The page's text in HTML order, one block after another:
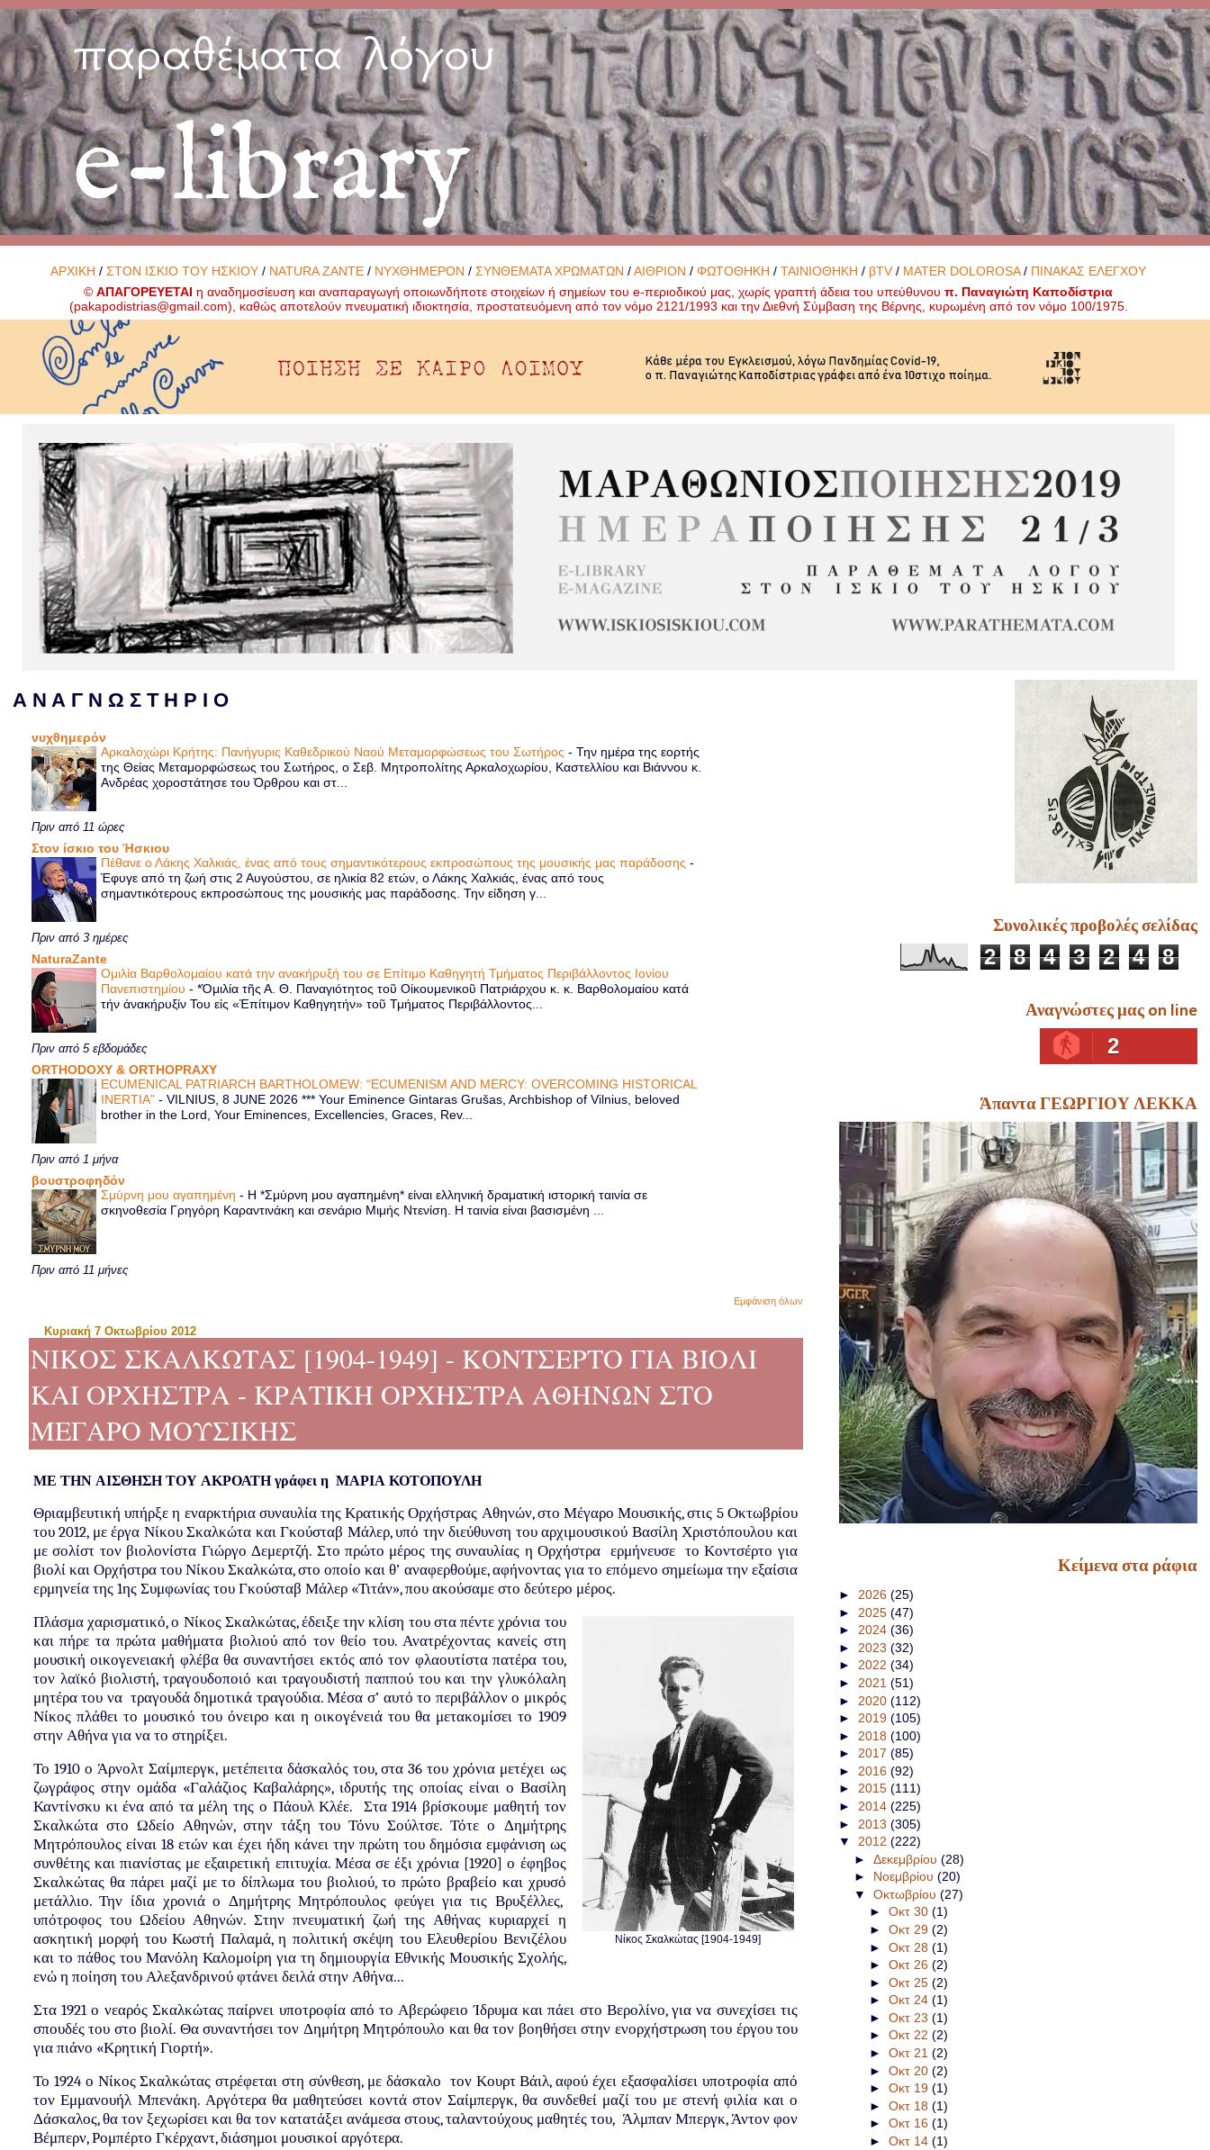
παραθέματα λόγου
e-library
ΑΡΧΙΚΗ /ΣΤΟΝ ΙΣΚΙΟ ΤΟΥ ΗΣΚΙΟΥ / NATURA ZANTE / ΝΥΧΘΗΜΕΡΟΝ /ΣΥΝΘΕΜΑΤΑ ΧΡΩΜΑΤΩΝ /ΑΙΘΡΙΟΝ /ΦΩΤΟΘΗΚΗ /ΤΑΙΝΙΟΘΗΚΗ / βTV / MATER DOLOROSA/ ΠΙΝΑΚΑΣ ΕΛΕΓΧΟΥ
©ΑΠΑΓΟΡΕΥΕΤΑΙ η αναδημοσίευση και αναπαραγωγή οποιωνδήποτε στοιχείων ή σημείων του e-περιοδικού μας, χωρίς γραπτή άδεια του υπεύθυνουπ. Παναγιώτη Καποδίστρια
(pakapodistrias@gmail.com), καθώς αποτελούν πνευματική ιδιοκτησία, προστατευόμενη από τον νόμο 2121/1993 και την Διεθνή Σύμβαση της Βέρνης, κυρωμένη από τον νόμο 100/1975.
Α Ν Α Γ Ν Ω Σ Τ Η Ρ Ι Ο
νυχθημερόν
Αρκαλοχώρι Κρήτης: Πανήγυρις Καθεδρικού Ναού Μεταμορφώσεως του Σωτήρος-Την ημέρα της εορτής
της Θείας Μεταμορφώσεως του Σωτήρος, ο Σεβ. Μητροπολίτης Αρκαλοχωρίου, Καστελλίου και Βιάννου κ.
Ανδρέας χοροστάτησε του Όρθρου και στ...
Πριν από 11 ώρες
Στον ίσκιο του Ήσκιου
Πέθανε ο Λάκης Χαλκιάς, ένας από τους σημαντικότερους εκπροσώπους της μουσικής μας παράδοσης-
Έφυγε από τη ζωή στις 2 Αυγούστου, σε ηλικία 82 ετών, ο Λάκης Χαλκιάς, ένας από τους
σημαντικότερους εκπροσώπους της μουσικής μας παράδοσης. Την είδηση γ...
Πριν από 3 ημέρες
NaturaZante
Ομιλία Βαρθολομαίου κατά την ανακήρυξή του σε Επίτιμο Καθηγητή Τμήματος Περιβάλλοντος Ιονίου
Πανεπιστημίου-*Ὁμιλία τῆς Α. Θ. Παναγιότητος τοῦ Οἰκουμενικοῦ Πατριάρχου κ. κ. Βαρθολομαίου κατά
τήν ἀνακήρυξίν Του εἰς «Ἐπίτιμον Καθηγητήν» τοῦ Τμήματος Περιβάλλοντος...
Πριν από 5 εβδομάδες
ORTHODOXY & ORTHOPRAXY
ECUMENICAL PATRIARCH BARTHOLOMEW: “ECUMENISM AND MERCY: OVERCOMING HISTORICAL
INERTIA”-VILNIUS, 8 JUNE 2026 *** Your Eminence Gintaras Grušas, Archbishop of Vilnius, beloved
brother in the Lord, Your Eminences, Excellencies, Graces, Rev...
Πριν από 1 μήνα
βουστροφηδόν
Σμύρνη μου αγαπημένη- Η *Σμύρνη μου αγαπημένη* είναι ελληνική δραματική ιστορική ταινία σε
σκηνοθεσία Γρηγόρη Καραντινάκη και σενάριο Μιμής Ντενίση. Η ταινία είναι βασισμένη ...
Πριν από 11 μήνες
Εμφάνιση όλων
Κυριακή 7 Οκτωβρίου 2012
ΝΙΚΟΣ ΣΚΑΛΚΩΤΑΣ [1904-1949] - ΚΟΝΤΣΕΡΤΟ ΓΙΑ ΒΙΟΛΙ
ΚΑΙ ΟΡΧΗΣΤΡΑ - ΚΡΑΤΙΚΗ ΟΡΧΗΣΤΡΑ ΑΘΗΝΩΝ ΣΤΟ
ΜΕΓΑΡΟ ΜΟΥΣΙΚΗΣ
ΜΕ ΤΗΝ ΑΙΣΘΗΣΗ ΤΟΥ ΑΚΡΟΑΤΗ γράφει η ΜΑΡΙΑ ΚΟΤΟΠΟΥΛΗ
Θριαμβευτική υπήρξε η εναρκτήρια συναυλία της Κρατικής Ορχήστρας Αθηνών, στο Μέγαρο Μουσικής, στις 5 Οκτωβρίου
του 2012, με έργα Νίκου Σκαλκώτα και Γκούσταβ Μάλερ, υπό την διεύθυνση του αρχιμουσικού Βασίλη Χριστόπουλου και
με σολίστ τον βιολονίστα Γιώργο Δεμερτζή. Στο πρώτο μέρος της συναυλίας η Ορχήστρα ερμήνευσε το Κοντσέρτο για
βιολί και Ορχήστρα του Νίκου Σκαλκώτα, στο οποίο και θ’ αναφερθούμε, αφήνοντας για το επόμενο σημείωμα την εξαίσια
ερμηνεία της 1ης Συμφωνίας του Γκούσταβ Μάλερ «Τιτάν», που ακούσαμε στο δεύτερο μέρος.
Νίκος Σκαλκώτας [1904-1949]
Πλάσμα χαρισματικό, ο Νίκος Σκαλκώτας, έδειξε την κλίση του στα πέντε χρόνια του
και πήρε τα πρώτα μαθήματα βιολιού από τον θείο του. Ανατρέχοντας κανείς στη
μουσική οικογενειακή φλέβα θα συναντήσει εκτός από τον φλαουτίστα πατέρα του,
τον λαϊκό βιολιστή, τραγουδοποιό και τραγουδιστή παππού του και την γλυκόλαλη
μητέρα του να τραγουδά δημοτικά τραγούδια. Μέσα σ’ αυτό το περιβάλλον ο μικρός
Νίκος πλάθει το μουσικό του όνειρο και η οικογένειά του θα μετακομίσει το 1909
στην Αθήνα για να το στηρίξει.
Το 1910 ο Άρνολτ Σαίμπεργκ, μετέπειτα δάσκαλός του, στα 36 του χρόνια μετέχει ως
ζωγράφος στην ομάδα «Γαλάζιος Καβαλάρης», ιδρυτής της οποίας είναι ο Βασίλη
Καντίνσκυ κι ένα από τα μέλη της ο Πάουλ Κλέε. Στα 1914 βρίσκουμε μαθητή τον
Σκαλκώτα στο Ωδείο Αθηνών, στην τάξη του Τόνυ Σούλτσε. Τότε ο Δημήτρης
Μητρόπουλος είναι 18 ετών και έχει ήδη κάνει την πρώτη του δημόσια εμφάνιση ως
συνθέτης και πιανίστας με εξαιρετική επιτυχία. Μέσα σε έξι χρόνια [1920] ο έφηβος
Σκαλκώτας θα πάρει μαζί με το δίπλωμα του βιολιού, το πρώτο βραβείο και χρυσό
μετάλλιο. Την ίδια χρονιά ο Δημήτρης Μητρόπουλος φεύγει για τις Βρυξέλλες,
υπότροφος του Ωδείου Αθηνών. Στην πνευματική ζωή της Αθήνας κυριαρχεί η
ασκητική μορφή του Κωστή Παλαμά, η πολιτική σκέψη του Ελευθερίου Βενιζέλου
και το πάθος του Μανόλη Καλομοίρη για τη δημιουργία Εθνικής Μουσικής Σχολής,
ενώ η ποίηση του Αλεξανδρινού φτάνει δειλά στην Αθήνα...
Στα 1921 ο νεαρός Σκαλκώτας παίρνει υποτροφία από το Αβερώφειο Ίδρυμα και πάει στο Βερολίνο, για να συνεχίσει τις
σπουδές του στο βιολί. Θα συναντήσει τον Δημήτρη Μητρόπουλο και θα τον βοηθήσει στην ενορχήστρωση του έργου του
για πιάνο «Κρητική Γιορτή».
Το 1924 ο Νίκος Σκαλκώτας στρέφεται στη σύνθεση, με δάσκαλο τον Κουρτ Βάιλ, αφού έχει εξασφαλίσει υποτροφία από
τον Εμμανουήλ Μπενάκη. Αργότερα θα μαθητεύσει κοντά στον Σαίμπεργκ, θα συνδεθεί μαζί του με στενή φιλία και ο
Δάσκαλος, θα τον ξεχωρίσει και θα τον κατατάξει ανάμεσα στους, ταλαντούχους μαθητές του, Άλμπαν Μπεργκ, Άντον φον
Βέμπερν, Ρομπέρτο Γκέρχαντ, διάσημοι μουσικοί αργότερα.
Συνολικές προβολές σελίδας
2 8 4 3 2 4 8
Αναγνώστες μας on line
2
Άπαντα ΓΕΩΡΓΙΟΥ ΛΕΚΚΑ
Κείμενα στα ράφια
► 2026 (25)
► 2025 (47)
► 2024 (36)
► 2023 (32)
► 2022 (34)
► 2021 (51)
► 2020 (112)
► 2019 (105)
► 2018 (100)
► 2017 (85)
► 2016 (92)
► 2015 (111)
► 2014 (225)
► 2013 (305)
▼ 2012 (222)
► Δεκεμβρίου (28)
► Νοεμβρίου (20)
▼ Οκτωβρίου (27)
►Οκτ 30(1)
►Οκτ 29(2)
►Οκτ 28(1)
►Οκτ 26(2)
►Οκτ 25(2)
►Οκτ 24(1)
►Οκτ 23(1)
►Οκτ 22(2)
►Οκτ 21(2)
►Οκτ 20(2)
►Οκτ 19(1)
►Οκτ 18(1)
►Οκτ 16(1)
►Οκτ 14(1)